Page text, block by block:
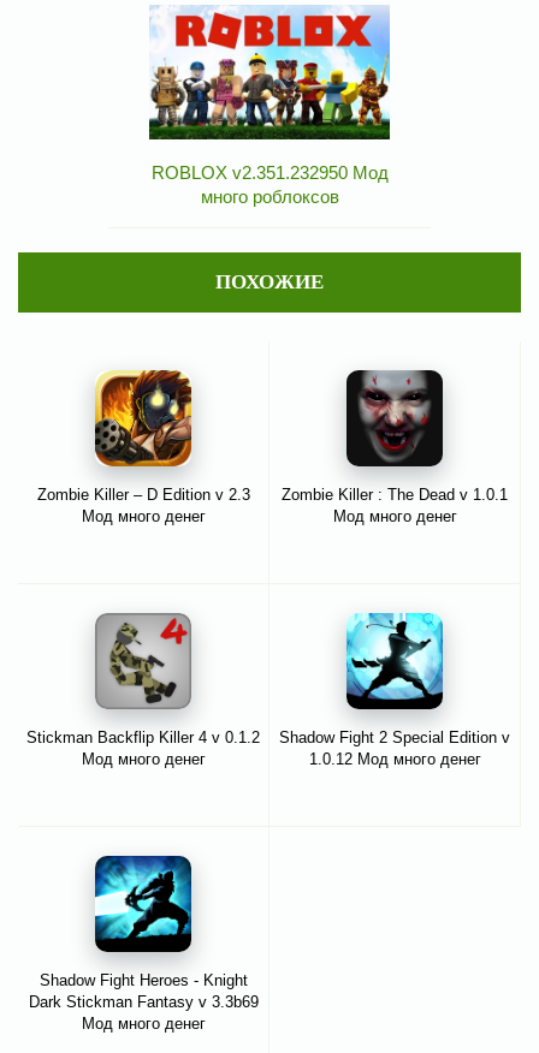
ROBLOX v2.351.232950 Мод
много роблоксов
ПОХОЖИЕ
Zombie Killer – D Edition v 2.3
Мод много денег
Zombie Killer : The Dead v 1.0.1
Мод много денег
Stickman Backflip Killer 4 v 0.1.2
Мод много денег
Shadow Fight 2 Special Edition v
1.0.12 Мод много денег
Shadow Fight Heroes - Knight
Dark Stickman Fantasy v 3.3b69
Мод много денег